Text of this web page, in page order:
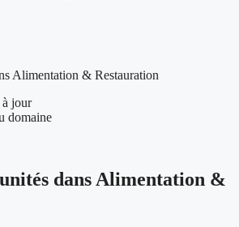
Alimentation & Restauration
à jour
domaine
dans Alimentation &